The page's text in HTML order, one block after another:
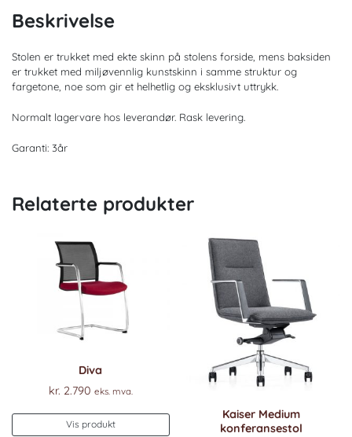
Beskrivelse
Stolen er trukket med ekte skinn på stolens forside, mens baksiden
er trukket med miljøvennlig kunstskinn i samme struktur og
fargetone, noe som gir et helhetlig og eksklusivt uttrykk.
Normalt lagervare hos leverandør. Rask levering.
Garanti: 3år
Relaterte produkter
Diva
kr. 2.790 eks. mva.
Vis produkt
Kaiser Medium
konferansestol